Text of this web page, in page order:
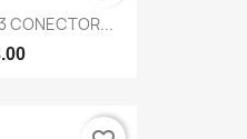
CONECTOR...